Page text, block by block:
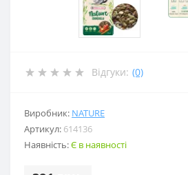
Відгуки: (0)
Виробник: NATURE
Артикул: 614136
Наявність:Є в наявності